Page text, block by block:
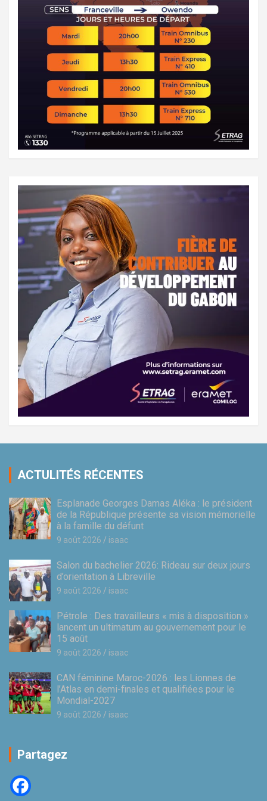
ACTULITÉS RÉCENTES
Esplanade Georges Damas Aléka : le président
de la République présente sa vision mémorielle
à la famille du défunt
9 août 2026 isaac
Salon du bachelier 2026: Rideau sur deux jours
d’orientation à Libreville
9 août 2026 isaac
Pétrole : Des travailleurs « mis à disposition »
lancent un ultimatum au gouvernement pour le
15 août
9 août 2026 isaac
CAN féminine Maroc-2026 : les Lionnes de
l’Atlas en demi-finales et qualifiées pour le
Mondial-2027
9 août 2026 isaac
Partagez